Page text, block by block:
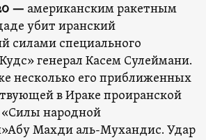
— американским ракетным
убит иранский
силами специального
генерал Касем Сулеймани.
несколько его приближенных
в Ираке проиранской
народной
Махди аль-Мухандис. Удар